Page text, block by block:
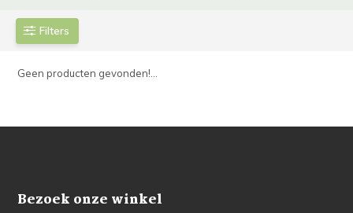
Filters
Geen producten gevonden!...
Bezoek onze winkel